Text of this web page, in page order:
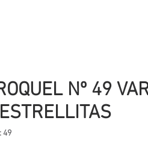
Nº 49
49